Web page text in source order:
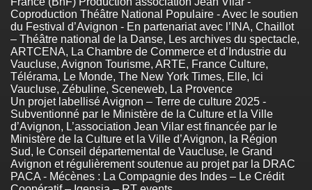
Coproduction Théâtre National Populaire - Avec le soutien
du Festival d’Avignon - En partenariat avec l’INA, Chaillot
– Théâtre national de la Danse, Les archives du spectacle,
ARTCENA, La Chambre de Commerce et d’Industrie du
Vaucluse, Avignon Tourisme, ARTE, France Culture,
Télérama, Le Monde, The New York Times, Elle, Ici
Vaucluse, Zébuline, Sceneweb, La Provence
Un projet labellisé Avignon – Terre de culture 2025 -
Subventionné par le Ministère de la Culture et la Ville
d’Avignon, L’association Jean Vilar est financée par le
Ministère de la Culture et la Ville d’Avignon, la Région
Sud, le Conseil départemental de Vaucluse, le Grand
Avignon et régulièrement soutenue au projet par la DRAC
PACA - Mécènes : La Compagnie des Indes – Le Crédit